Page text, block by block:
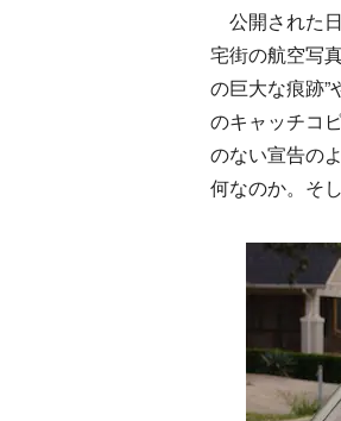
公開された
宅街の航空写
の巨大な痕跡”
のキャッチコ
のない宣告の
何なのか。そ